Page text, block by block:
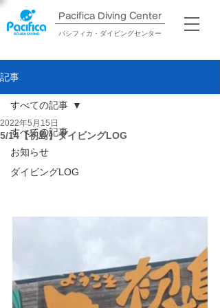
Pacifica Diving Center​
パシフィカ・ダイビングセンター
記事
すべての記事
お知らせ
ダイビングLOG
すべての記事
5/14【初島】ダイビングLOG
2022年5月15日